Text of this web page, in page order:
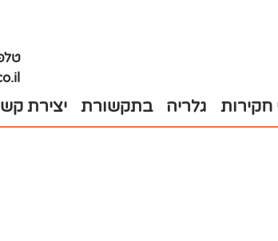
חקירות גלריה בתקשורת יצירת